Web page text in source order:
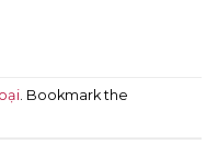
. Bookmark the